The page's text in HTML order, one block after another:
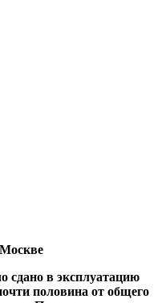
сдано в эксплуатацию
половина от общего